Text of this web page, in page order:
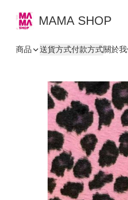
MAMA SHOP
商品 送貨方式付款方式關於我